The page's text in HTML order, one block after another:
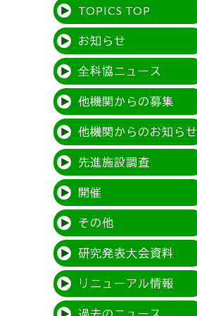
TOPICS TOP
お知らせ
全科協ニュース
他機関からの募集
他機関からのお知らせ
先進施設調査
開催
その他
研究発表大会資料
リニューアル情報
過去のニュース